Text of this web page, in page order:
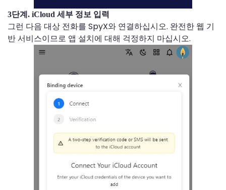
3단계. iCloud 세부 정보 입력
그런 다음 대상 전화를 SpyX와 연결하십시오. 완전한 웹 기
반 서비스이므로 앱 설치에 대해 걱정하지 마십시오.